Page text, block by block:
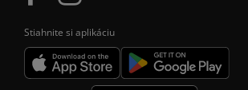
Stiahnite si aplikáciu